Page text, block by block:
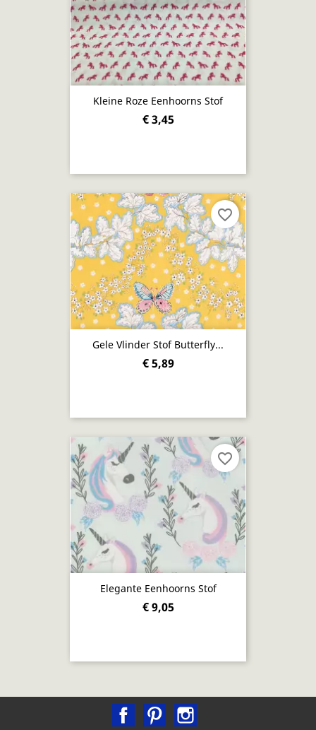
Kleine Roze Eenhoorns Stof
€ 3,45
Gele Vlinder Stof Butterfly...
€ 5,89
favorite_border
Elegante Eenhoorns Stof
€ 9,05
favorite_border
FacebookPinterest